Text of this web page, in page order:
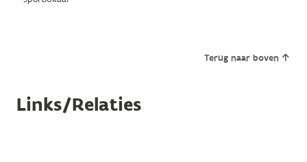
Terug naar boven
Links/Relaties